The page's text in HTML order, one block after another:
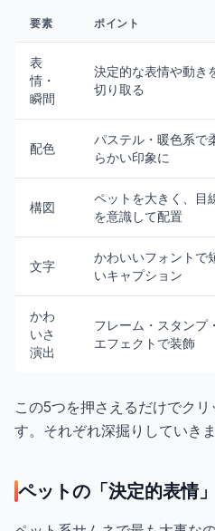
要素 ポイント
表
情・
瞬間
決定的な表情や動き
切り取る
配色
パステル・暖色系で
らかい印象に
構図
ペットを大きく、目
を意識して配置
文字
かわいいフォントで
いキャプション
かわ
いさ
演出
フレーム・スタンプ・
エフェクトで装飾
この5つを押さえるだけでク
す。それぞれ深掘りしていきま
ペットの「決定的表情